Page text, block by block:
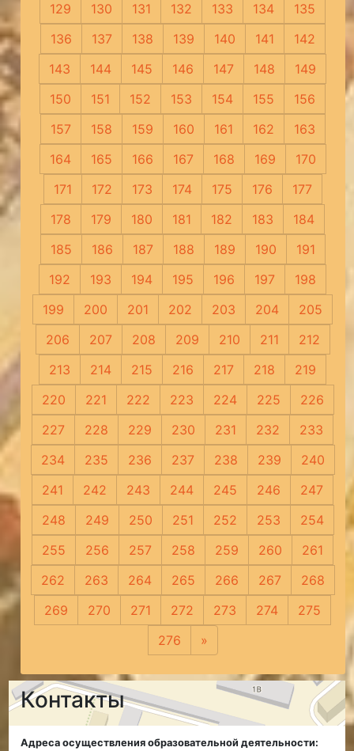
129
130 131 132 133 134
135
136
137 138 139 140 141
142
143
144 145 146 147 148
149
150
151 152 153 154 155
156
157
158 159 160 161 162
163
164
165 166 167 168 169
170
171
172 173 174 175 176
177
178
179 180 181 182 183
184
185
186 187 188 189 190
191
192
193 194 195 196 197
198
199
200 201 202 203 204
205
206
207 208 209 210 211
212
213
214 215 216 217 218
219
220
221 222 223 224 225
226
227
228 229 230 231 232
233
234
235 236 237 238 239
240
241
242 243 244 245 246
247
248
249 250 251 252 253
254
255
256 257 258 259 260
261
262
263 264 265 266 267
268
269
270 271 272 273 274
275
276
»
Контакты
Адреса осуществления образовательной деятельности: